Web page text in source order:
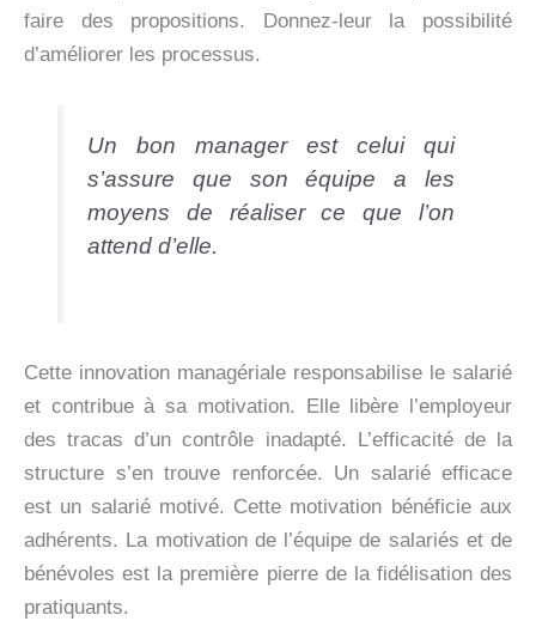
faire des propositions. Donnez-leur la possibilité
d’améliorer les processus.
Un bon manager est celui qui
s’assure que son équipe a les
moyens de réaliser ce que l’on
attend d’elle.
Cette innovation managériale responsabilise le salarié
et contribue à sa motivation. Elle libère l’employeur
des tracas d’un contrôle inadapté. L’efficacité de la
structure s’en trouve renforcée. Un salarié efficace
est un salarié motivé. Cette motivation bénéficie aux
adhérents. La motivation de l’équipe de salariés et de
bénévoles est la première pierre de la fidélisation des
pratiquants.